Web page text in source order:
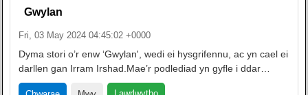
Gwylan
Fri, 03 May 2024 04:45:02 +0000
Dyma stori o’r enw ‘Gwylan', wedi ei hysgrifennu, ac yn cael ei
darllen gan Irram Irshad.Mae’r podlediad yn gyfle i ddar…